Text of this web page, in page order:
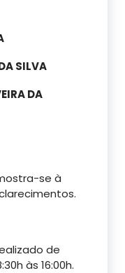
SILVA
DA
se à
de
às 16:00h.